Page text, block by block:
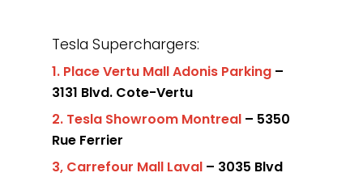
Tesla Superchargers:
1. Place Vertu Mall Adonis Parking –
3131 Blvd. Cote-Vertu
2. Tesla Showroom Montreal – 5350
Rue Ferrier
3, Carrefour Mall Laval – 3035 Blvd